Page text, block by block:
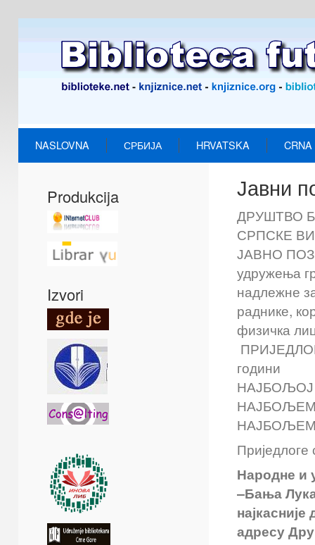
NASLOVNA СРБИЈА HRVATSKA
Produkcija
Izvori
Јавни
ДРУШТВО
СРПСКЕ
ЈАВНО
удружења
надлежне
раднике,
физичка
години
Народне и
–Бања
адресу